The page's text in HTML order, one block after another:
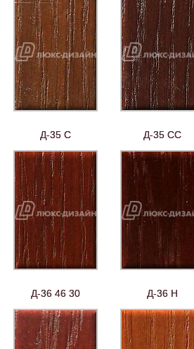
Д-35 С Д-35 СС
Д-36 46 30 Д-36 Н